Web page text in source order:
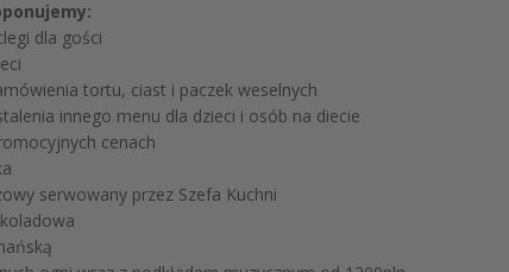
dla gości
tortu, ciast i paczek weselnych
innego menu dla dzieci i osób na diecie
cenach
serwowany przez Szefa Kuchni